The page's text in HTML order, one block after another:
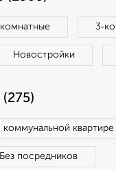
Новостройки
коммунальной квартире
Без посредников